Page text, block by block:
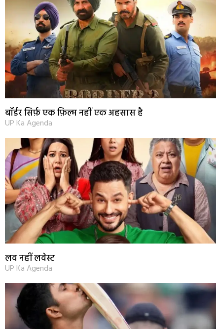
बॉर्डर सिर्फ़ एक फ़िल्म नहीं एक अहसास है
UP Ka Agenda
लव नहीं लवेस्ट
UP Ka Agenda